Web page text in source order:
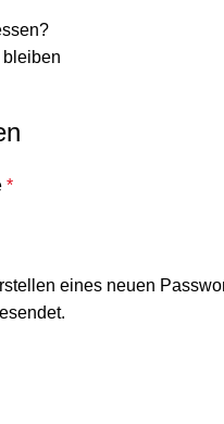
*
eines neuen